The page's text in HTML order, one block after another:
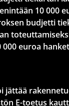
10 000
budjetti
000 euroa
jättää
E-toetus